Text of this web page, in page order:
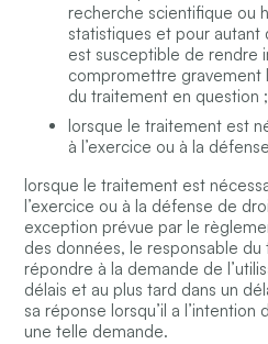
recherche scientifique ou
statistiques et pour autant
est susceptible de rendre
compromettre gravement
du traitement en question ;
lorsque le traitement est
à l’exercice ou à la
lorsque le traitement est
l’exercice ou à la défense de
exception prévue par le
des données, le responsable
répondre à la demande de
délais et au plus tard dans un
sa réponse lorsqu’il a
une telle demande.